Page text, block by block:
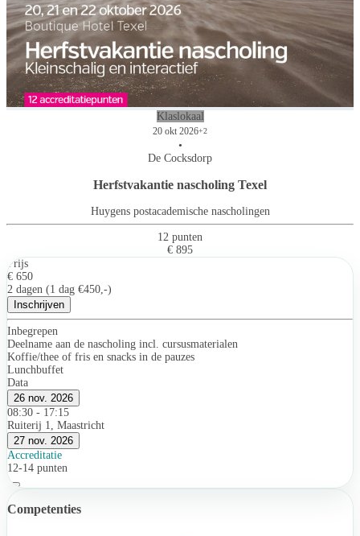
Klaslokaal
20 okt 2026+2
•
De Cocksdorp
Herfstvakantie nascholing Texel
Huygens postacademische nascholingen
12 punten
€ 895
Prijs
€ 650
2 dagen (1 dag €450,-)
Inschrijven
Inbegrepen
Deelname aan de nascholing incl. cursusmaterialen
Koffie/thee of fris en snacks in de pauzes
Lunchbuffet
Data
26 nov. 2026
08:30 - 17:15
Ruiterij 1, Maastricht
27 nov. 2026
Accreditatie
12-14 punten
Competenties